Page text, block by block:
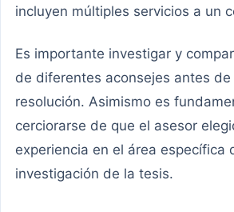
incluyen múltiples servicios a un
Es importante investigar y
de diferentes aconsejes antes de
resolución. Asimismo es
cerciorarse de que el asesor
experiencia en el área específica
investigación de la tesis.